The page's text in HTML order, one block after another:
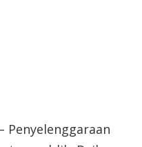
Penyelenggaraan